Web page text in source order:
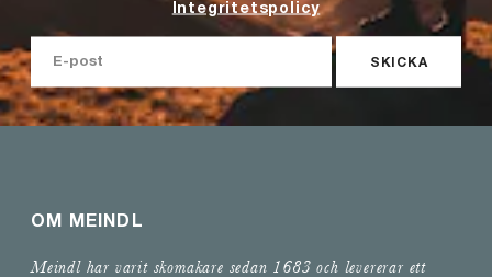
Integritetspolicy
SKICKA
OM MEINDL
Meindl har varit skomakare sedan 1683 och levererar ett